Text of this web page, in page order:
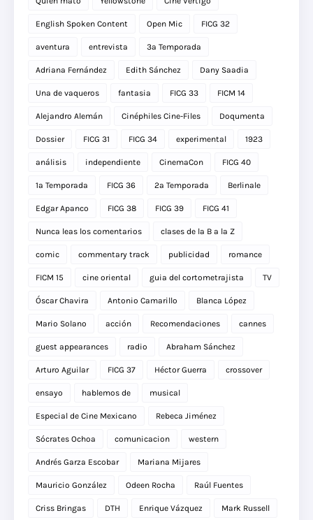
English Spoken Content Open Mic FICG 32
aventura entrevista 3a Temporada
Adriana Fernández Edith Sánchez Dany Saadia
Una de vaqueros fantasia FICG 33 FICM 14
Alejandro Alemán Cinéphiles Cine-Files Doqumenta
Dossier FICG 31 FICG 34 experimental 1923
análisis independiente CinemaCon FICG 40
1a Temporada FICG 36 2a Temporada Berlinale
Edgar Apanco FICG 38 FICG 39 FICG 41
Nunca leas los comentarios clases de la B a la Z
comic commentary track publicidad romance
FICM 15 cine oriental guia del cortometrajista TV
Óscar Chavira Antonio Camarillo Blanca López
Mario Solano acción Recomendaciones cannes
guest appearances radio Abraham Sánchez
Arturo Aguilar FICG 37 Héctor Guerra crossover
ensayo hablemos de musical
Especial de Cine Mexicano Rebeca Jiménez
Sócrates Ochoa comunicacion western
Andrés Garza Escobar Mariana Mijares
Mauricio González Odeen Rocha Raúl Fuentes
Criss Bringas DTH Enrique Vázquez Mark Russell